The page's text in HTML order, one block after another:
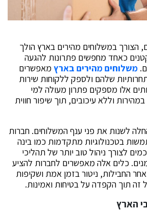
הצורך במשלוחים מהירים בארץ הולך
כאחד מחפשים פתרונות להגעה
משלוחים מהירים בארץמאפשרים
שלהם ולספק ללקוחות שירות
אלו מספקים פתרון מעולה למי
וללא עיכובים, תוך שיפור חווית
לשנות את פני ענף המשלוחים. חברות
בטכנולוגיות מתקדמות כמו בינה
לצורך ניהול טוב יותר של תהליכי
כלים אלה מאפשרים לחברות להציע
החבילות, ניטור בזמן אמת ושקיפות
זה תוך הקפדה על בטיחות ואמינות.
הארץ